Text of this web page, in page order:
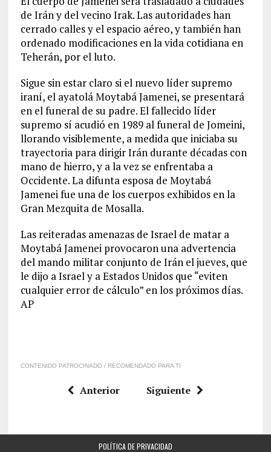
de Irán y del vecino Irak. Las autoridades han
cerrado calles y el espacio aéreo, y también han
ordenado modificaciones en la vida cotidiana en
Teherán, por el luto.
Sigue sin estar claro si el nuevo líder supremo
iraní, el ayatolá Moytabá Jamenei, se presentará
en el funeral de su padre. El fallecido líder
supremo sí acudió en 1989 al funeral de Jomeini,
llorando visiblemente, a medida que iniciaba su
trayectoria para dirigir Irán durante décadas con
mano de hierro, y a la vez se enfrentaba a
Occidente. La difunta esposa de Moytabá
Jamenei fue una de los cuerpos exhibidos en la
Gran Mezquita de Mosalla.
Las reiteradas amenazas de Israel de matar a
Moytabá Jamenei provocaron una advertencia
del mando militar conjunto de Irán el jueves, que
le dijo a Israel y a Estados Unidos que “eviten
cualquier error de cálculo” en los próximos días.
AP
CONTENIDO PATROCINADO / RECOMENDADO PARA TI
Anterior Siguiente
POLÍTICA DE PRIVACIDAD